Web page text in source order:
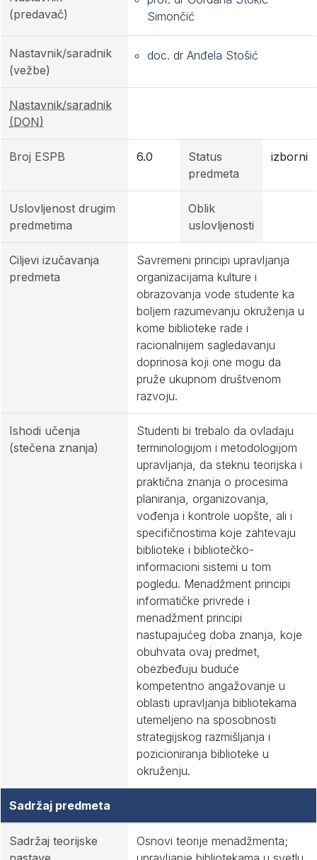
(predavač)
Simončić
Nastavnik/saradnik
(vežbe)
doc. dr Anđela Stošić
Nastavnik/saradnik
(DON)
Broj ESPB 6.0
Status
predmeta
izborni
Uslovljenost drugim
predmetima
Oblik
uslovljenosti
Ciljevi izučavanja
predmeta
Savremeni principi upravljanja
organizacijama kulture i
obrazovanja vode studente ka
boljem razumevanju okruženja u
kome biblioteke rade i
racionalnijem sagledavanju
doprinosa koji one mogu da
pruže ukupnom društvenom
razvoju.
Ishodi učenja
(stečena znanja)
Studenti bi trebalo da ovladaju
terminologijom i metodologijom
upravljanja, da steknu teorijska i
praktična znanja o procesima
planiranja, organizovanja,
vođenja i kontrole uopšte, ali i
specifičnostima koje zahtevaju
biblioteke i bibliotečko-
informacioni sistemi u tom
pogledu. Menadžment principi
informatičke privrede i
menadžment principi
nastupajućeg doba znanja, koje
obuhvata ovaj predmet,
obezbeđuju buduće
kompetentno angažovanje u
oblasti upravljanja bibliotekama
utemeljeno na sposobnosti
strategijskog razmišljanja i
pozicioniranja biblioteke u
okruženju.
Sadržaj predmeta
Sadržaj teorijske
Osnovi teorije menadžmenta;